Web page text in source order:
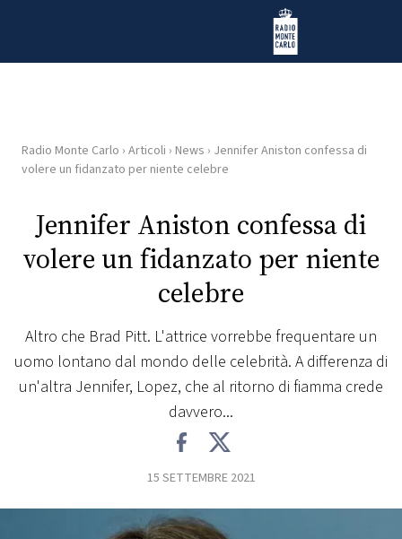
Radio Monte Carlo
HOME
RADIO
WEB
PLAYLIST
NEWS
Radio Monte Carlo › Articoli › News › Jennifer Aniston confessa di
volere un fidanzato per niente celebre
Jennifer Aniston confessa di
volere un fidanzato per niente
celebre
Altro che Brad Pitt. L'attrice vorrebbe frequentare un
uomo lontano dal mondo delle celebrità. A differenza di
un'altra Jennifer, Lopez, che al ritorno di fiamma crede
davvero...
15 SETTEMBRE 2021